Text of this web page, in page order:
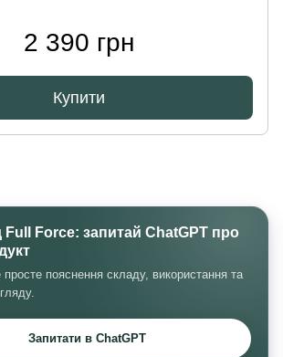
2 390 грн
Купити
Full Force: запитай ChatGPT про
пояснення складу, використання та
Запитати в ChatGPT